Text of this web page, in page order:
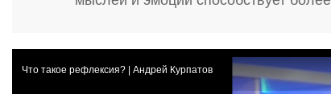
Что такое рефлексия? | Андрей Курпатов